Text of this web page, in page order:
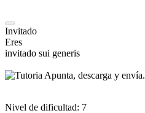
Invitado
Eres
invitado sui generis
Apunta, descarga y envía.
Nivel de dificultad: 7